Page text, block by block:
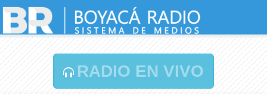
RADIO EN VIVO